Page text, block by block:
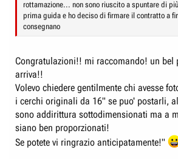
rottamazione... non sono riuscito a spuntare di
prima guida e ho deciso di firmare il contratto a
consegnano
Congratulazioni!! mi raccomando! un bel
arriva!!
Volevo chiedere gentilmente chi avesse
i cerchi originali da 16" se puo' postarli,
sono addirittura sottodimensionati ma a
siano ben proporzionati!
Se potete vi ringrazio anticipatamente!"